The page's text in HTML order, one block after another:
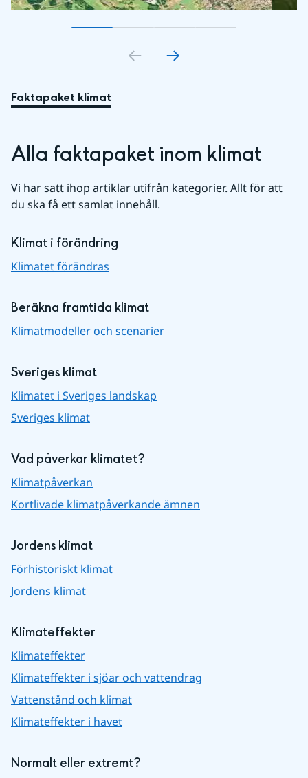
Gå till bildkort1
Gå till bildkort2
Gå till bildkort3
Gå till bildkort
Faktapaket klimat
Alla faktapaket inom klimat
Vi har satt ihop artiklar utifrån kategorier. Allt för att
du ska få ett samlat innehåll.
Klimat i förändring
Klimatet förändras
Beräkna framtida klimat
Klimatmodeller och scenarier
Sveriges klimat
Klimatet i Sveriges landskap
Sveriges klimat
Vad påverkar klimatet?
Klimatpåverkan
Kortlivade klimatpåverkande ämnen
Jordens klimat
Förhistoriskt klimat
Jordens klimat
Klimateffekter
Klimateffekter
Klimateffekter i sjöar och vattendrag
Vattenstånd och klimat
Klimateffekter i havet
Normalt eller extremt?